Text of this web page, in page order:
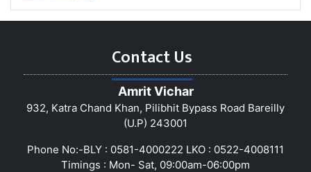
Contact Us
Amrit Vichar
932, Katra Chand Khan, Pilibhit Bypass Road Bareilly
(U.P) 243001
Phone No:-BLY : 0581-4000222 LKO : 0522-4008111
Timings : Mon- Sat, 09:00am-06:00pm